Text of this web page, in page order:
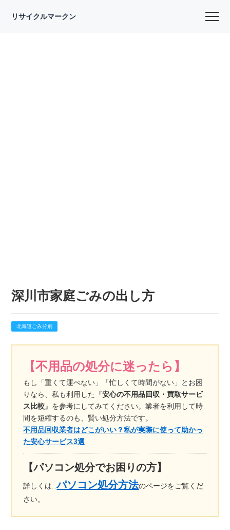
リサイクルマークン
深川市家庭ごみの出し方
北海道ごみ分別
【不用品の処分に迷ったら】
もし「重くて運べない」「忙しくて時間がない」とお困
りなら、私も利用した『安心の不用品回収・買取サービ
ス比較』を参考にしてみてください。業者を利用して時
間を短縮するのも、賢い処分方法です。
不用品回収業者はどこがいい？私が実際に使って助かっ
た安心サービス3選
【パソコン処分でお困りの方】
詳しくは…パソコン処分方法のページをご覧くだ
さい。